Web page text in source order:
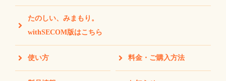
たのしい、みまもり。
withSECOM版はこちら
使い方 料金・ご購入方法